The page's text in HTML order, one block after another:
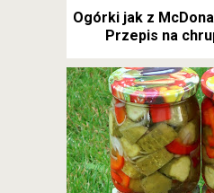
Ogórki jak z
Przepis na